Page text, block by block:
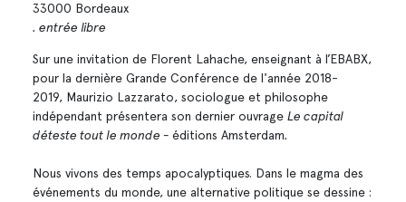
33000 Bordeaux
. entrée libre
Sur une invitation de Florent Lahache, enseignant à l’EBABX,
pour la dernière Grande Conférence de l'année 2018-
2019, Maurizio Lazzarato, sociologue et philosophe
indépendant présentera son dernier ouvrage Le capital
déteste tout le monde - éditions Amsterdam.
Nous vivons des temps apocalyptiques. Dans le magma des
événements du monde, une alternative politique se dessine :